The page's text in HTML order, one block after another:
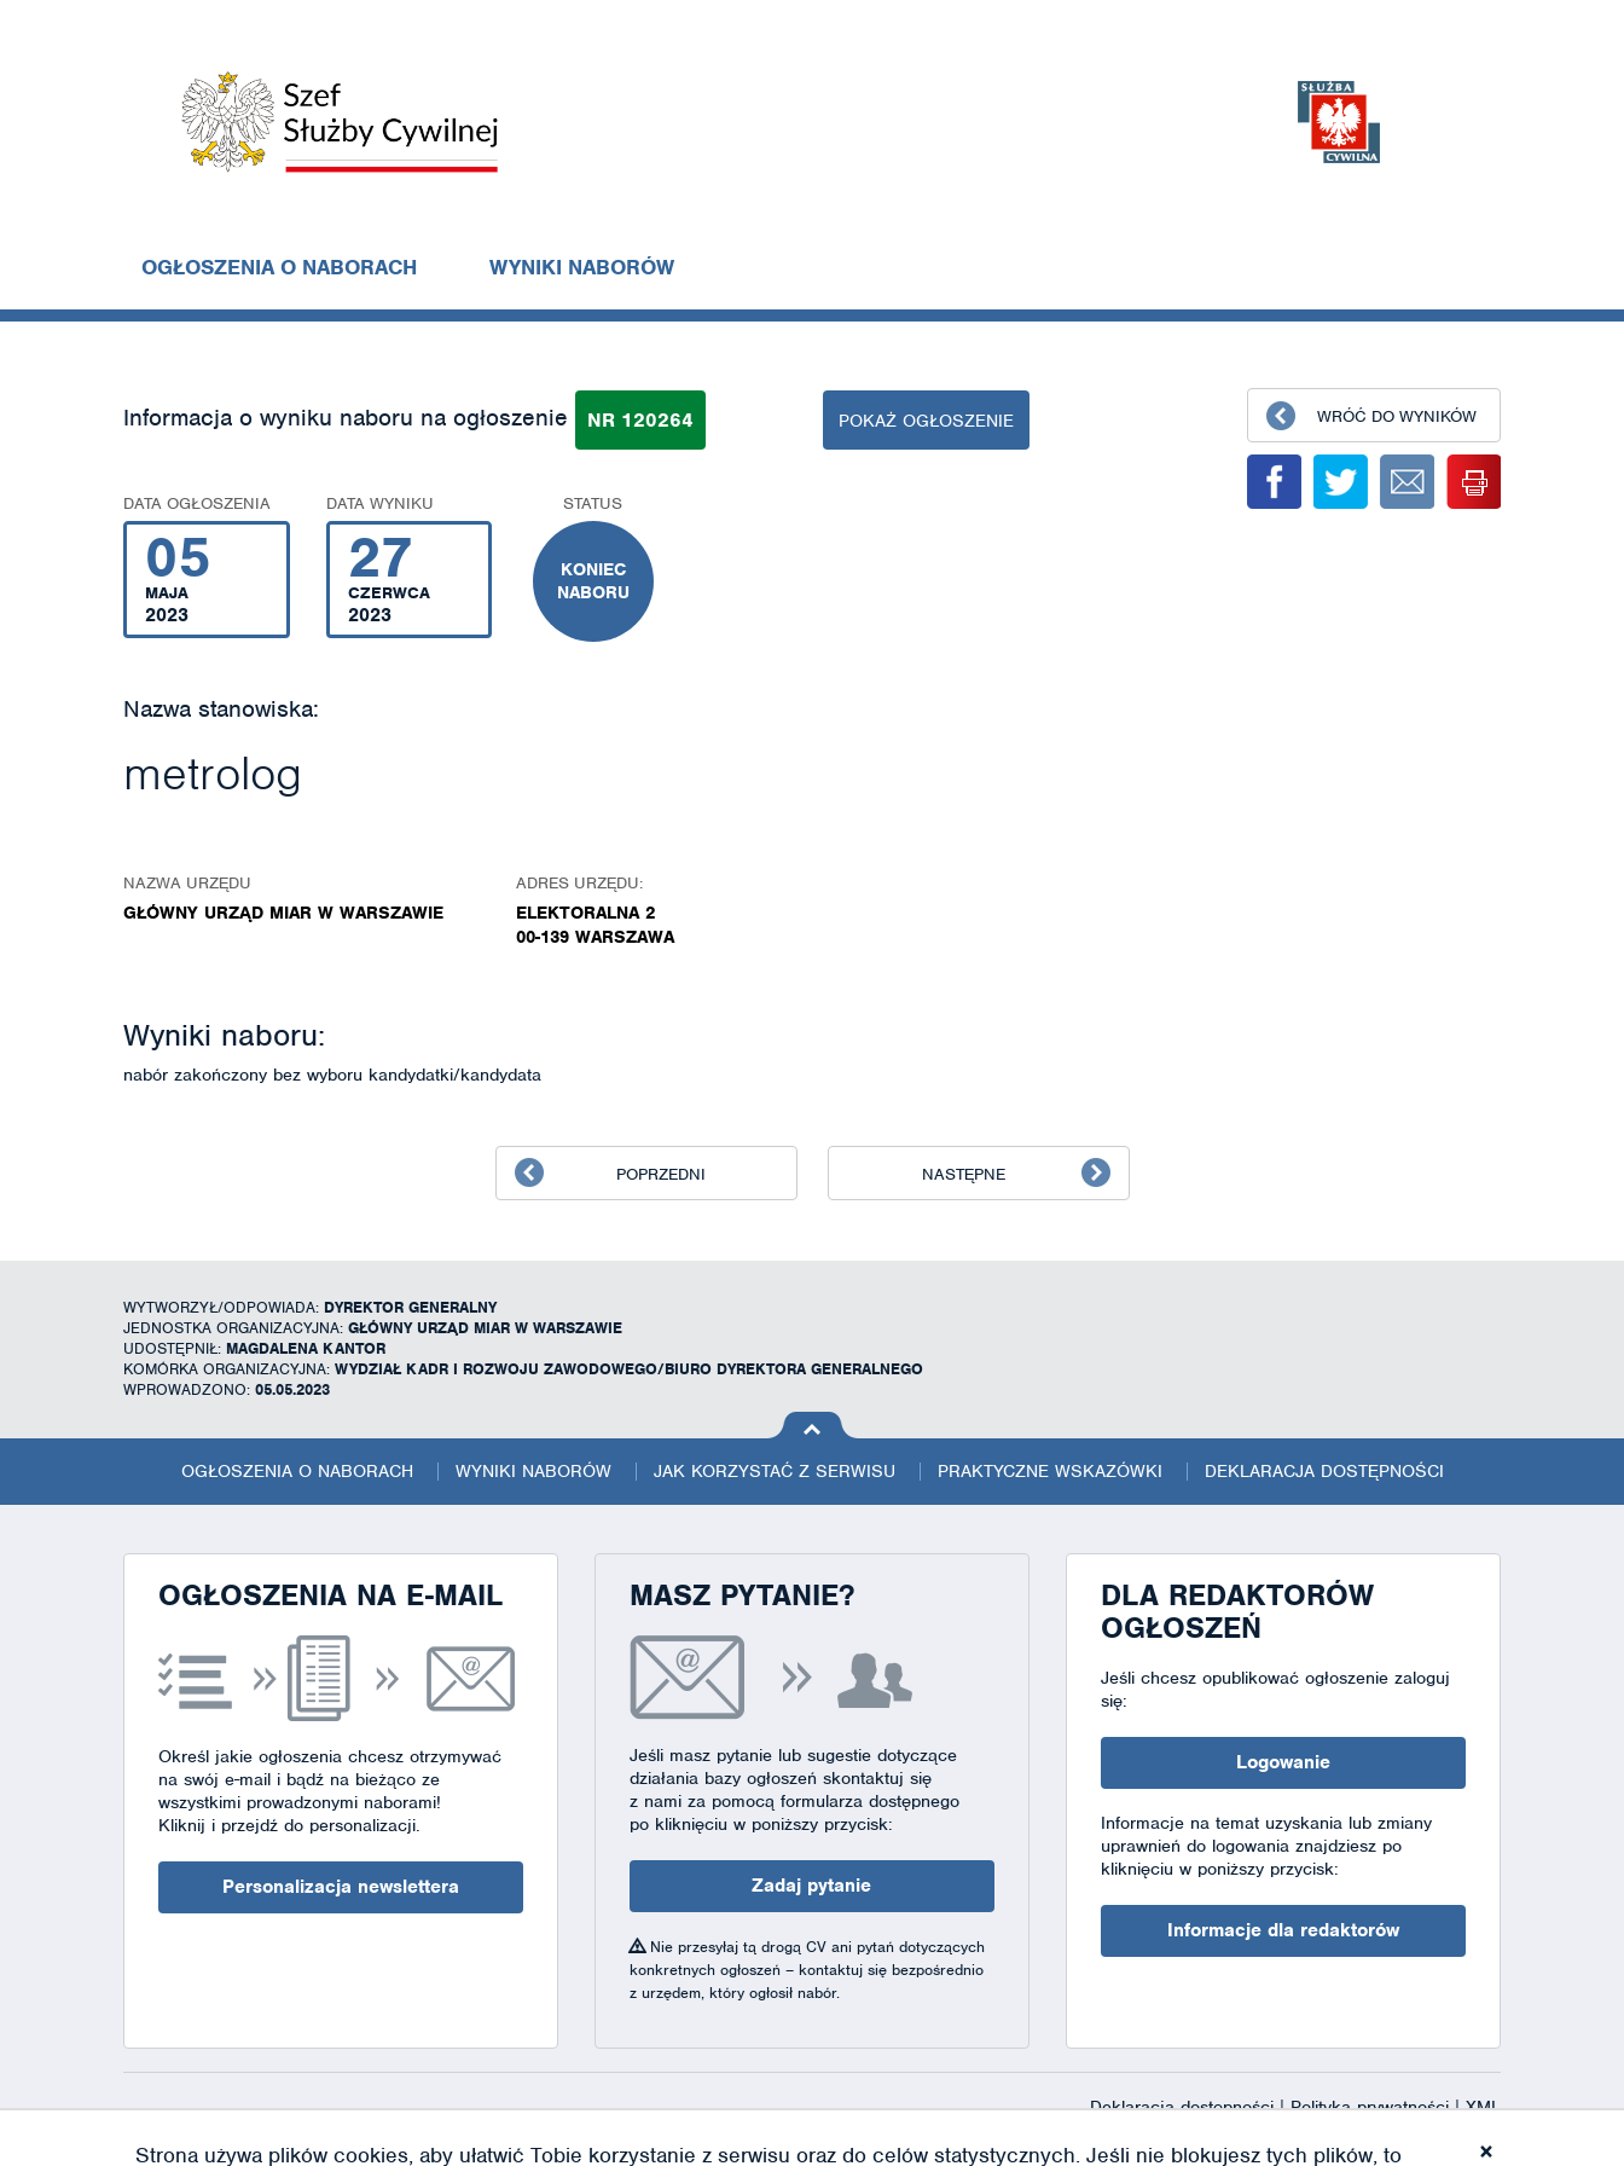
OGŁOSZENIA O NABORACH WYNIKI NABORÓW
Informacja o wyniku naboru na ogłoszenie NR 120264 POKAŻ OGŁOSZENIE
DATA OGŁOSZENIA
05
MAJA
2023
DATA WYNIKU
27
CZERWCA
2023
STATUS
KONIEC
NABORU
Nazwa stanowiska:
metrolog
NAZWA URZĘDU
GŁÓWNY URZĄD MIAR W WARSZAWIE
ADRES URZĘDU:
ELEKTORALNA 2
00-139 WARSZAWA
Wyniki naboru:
nabór zakończony bez wyboru kandydatki/kandydata
WRÓĆ DO WYNIKÓW
POPRZEDNI NASTĘPNE
WYTWORZYŁ/ODPOWIADA: DYREKTOR GENERALNY
JEDNOSTKA ORGANIZACYJNA: GŁÓWNY URZĄD MIAR W WARSZAWIE
UDOSTĘPNIŁ: MAGDALENA KANTOR
KOMÓRKA ORGANIZACYJNA: WYDZIAŁ KADR I ROZWOJU ZAWODOWEGO/BIURO DYREKTORA GENERALNEGO
WPROWADZONO: 05.05.2023
na górę
strony
OGŁOSZENIA O NABORACH WYNIKI NABORÓW JAK KORZYSTAĆ Z SERWISU PRAKTYCZNE WSKAZÓWKI DEKLARACJA DOSTĘPNOŚCI
OGŁOSZENIA NA E-MAIL
Określ jakie ogłoszenia chcesz otrzymywać
na swój e-mail i bądź na bieżąco ze
wszystkimi prowadzonymi naborami!
Kliknij i przejdź do personalizacji.
Personalizacja newslettera
MASZ PYTANIE?
Jeśli masz pytanie lub sugestie dotyczące
działania bazy ogłoszeń skontaktuj się
z nami za pomocą formularza dostępnego
po kliknięciu w poniższy przycisk:
Zadaj pytanie
Nie przesyłaj tą drogą CV ani pytań dotyczących
konkretnych ogłoszeń – kontaktuj się bezpośrednio
z urzędem, który ogłosił nabór.
DLA REDAKTORÓW
OGŁOSZEŃ
Jeśli chcesz opublikować ogłoszenie zaloguj
się:
Logowanie
Informacje na temat uzyskania lub zmiany
uprawnień do logowania znajdziesz po
kliknięciu w poniższy przycisk:
Informacje dla redaktorów
Deklaracja dostępności|Polityka prywatności|XML
Strona używa plików cookies, aby ułatwić Tobie korzystanie z serwisu oraz do celów statystycznych. Jeśli nie blokujesz tych plików, to ×